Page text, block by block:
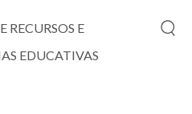
RECURSOS E
EDUCATIVAS